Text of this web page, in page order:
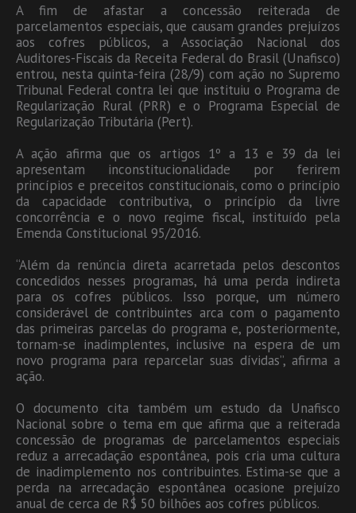
A fim de afastar a concessão reiterada de
parcelamentos especiais, que causam grandes prejuízos
aos cofres públicos, a Associação Nacional dos
Auditores-Fiscais da Receita Federal do Brasil (Unafisco)
entrou, nesta quinta-feira (28/9) com ação no Supremo
Tribunal Federal contra lei que instituiu o Programa de
Regularização Rural (PRR) e o Programa Especial de
Regularização Tributária (Pert).
A ação afirma que os artigos 1º a 13 e 39 da lei
apresentam inconstitucionalidade por ferirem
princípios e preceitos constitucionais, como o princípio
da capacidade contributiva, o princípio da livre
concorrência e o novo regime fiscal, instituído pela
Emenda Constitucional 95/2016.
“Além da renúncia direta acarretada pelos descontos
concedidos nesses programas, há uma perda indireta
para os cofres públicos. Isso porque, um número
considerável de contribuintes arca com o pagamento
das primeiras parcelas do programa e, posteriormente,
tornam-se inadimplentes, inclusive na espera de um
novo programa para reparcelar suas dívidas”, afirma a
ação.
O documento cita também um estudo da Unafisco
Nacional sobre o tema em que afirma que a reiterada
concessão de programas de parcelamentos especiais
reduz a arrecadação espontânea, pois cria uma cultura
de inadimplemento nos contribuintes. Estima-se que a
perda na arrecadação espontânea ocasione prejuízo
anual de cerca de R$ 50 bilhões aos cofres públicos.